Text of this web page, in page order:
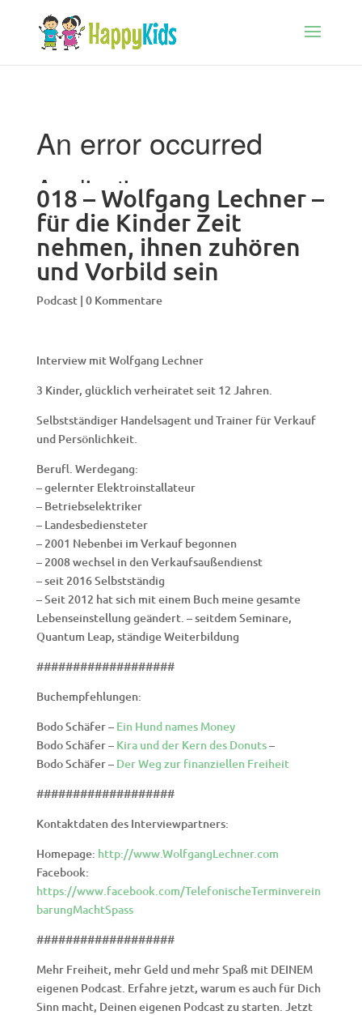
018 – Wolfgang Lechner –
für die Kinder Zeit
nehmen, ihnen zuhören
und Vorbild sein
Podcast| 0 Kommentare
Interview mit Wolfgang Lechner
3 Kinder, glücklich verheiratet seit 12 Jahren.
Selbstständiger Handelsagent und Trainer für Verkauf
und Persönlichkeit.
Berufl. Werdegang:
– gelernter Elektroinstallateur
– Betriebselektriker
– Landesbediensteter
– 2001 Nebenbei im Verkauf begonnen
– 2008 wechsel in den Verkaufsaußendienst
– seit 2016 Selbstständig
– Seit 2012 hat sich mit einem Buch meine gesamte
Lebenseinstellung geändert. – seitdem Seminare,
Quantum Leap, ständige Weiterbildung
###################
Buchempfehlungen:
Bodo Schäfer – Ein Hund names Money
Bodo Schäfer – Kira und der Kern des Donuts–
Bodo Schäfer – Der Weg zur finanziellen Freiheit
###################
Kontaktdaten des Interviewpartners:
Homepage: http://www.WolfgangLechner.com
Facebook:
https://www.facebook.com/TelefonischeTerminverein
barungMachtSpass
###################
Mehr Freiheit, mehr Geld und mehr Spaß mit DEINEM
eigenen Podcast. Erfahre jetzt, warum es auch für Dich
Sinn macht, Deinen eigenen Podcast zu starten. Jetzt